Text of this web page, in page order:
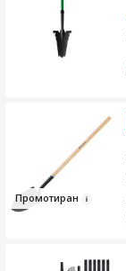
Промотиран